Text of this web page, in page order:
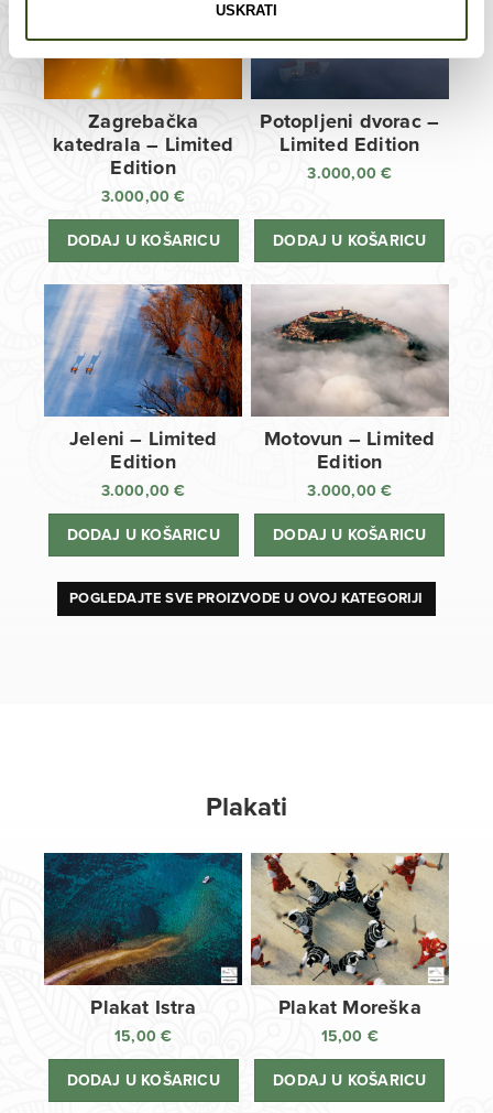
USKRATI
Zagrebačka
katedrala – Limited
Edition
3.000,00€
DODAJ U KOŠARICU
Potopljeni dvorac –
Limited Edition
3.000,00€
DODAJ U KOŠARICU
Jeleni – Limited
Edition
3.000,00€
DODAJ U KOŠARICU
Motovun – Limited
Edition
3.000,00€
DODAJ U KOŠARICU
POGLEDAJTE SVE PROIZVODE U OVOJ KATEGORIJI
Plakati
Plakat Istra
15,00€
DODAJ U KOŠARICU
Plakat Moreška
15,00 €
DODAJ U KOŠARICU